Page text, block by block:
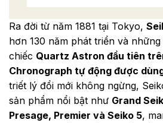
Ra đời từ năm 1881 tại Tokyo,
hơn 130 năm phát triển và
chiếc Quartz Astron đầu tiên
Chronograph tự động được
triết lý đổi mới không ngừng,
sản phẩm nổi bật như Grand
Presage, Premier và Seiko 5,